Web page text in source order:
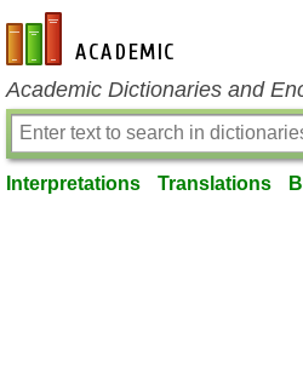
en-academic.com
Academic Dictionaries and
Interpretations Translations